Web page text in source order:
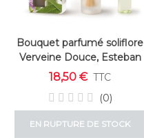
Bouquet parfumé soliflore
Verveine Douce, Esteban
18,50 € TTC
(0)
EN RUPTURE DE STOCK